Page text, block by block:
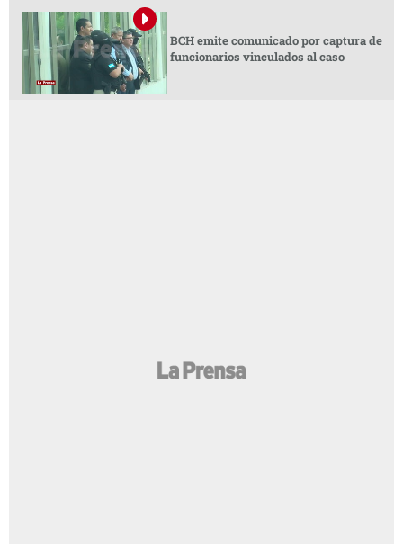
BCH emite comunicado por captura de
funcionarios vinculados al caso